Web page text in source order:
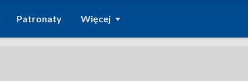
Patronaty Więcej